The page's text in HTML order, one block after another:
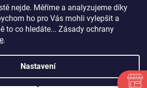
nejde. Měříme a analyzujeme díky
ho pro Vás mohli vylepšit a
to co hledáte... Zásady ochrany
.
Nastavení